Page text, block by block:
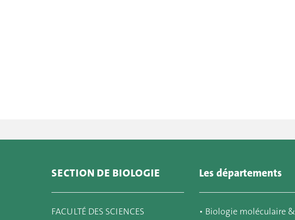
SECTION DE BIOLOGIE
FACULTÉ DES SCIENCES
Les départements
▪ Biologie moléculaire &